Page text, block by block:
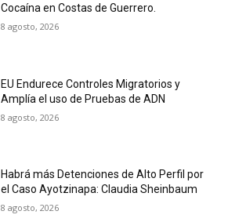
Cocaína en Costas de Guerrero.
8 agosto, 2026
EU Endurece Controles Migratorios y
Amplía el uso de Pruebas de ADN
8 agosto, 2026
Habrá más Detenciones de Alto Perfil por
el Caso Ayotzinapa: Claudia Sheinbaum
8 agosto, 2026